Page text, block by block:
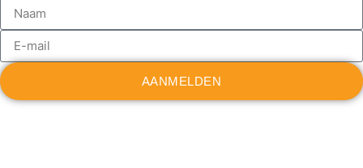
AANMELDEN